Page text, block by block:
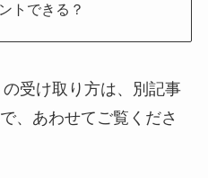
トできる？
受け取り方は、別記事
、あわせてご覧くださ